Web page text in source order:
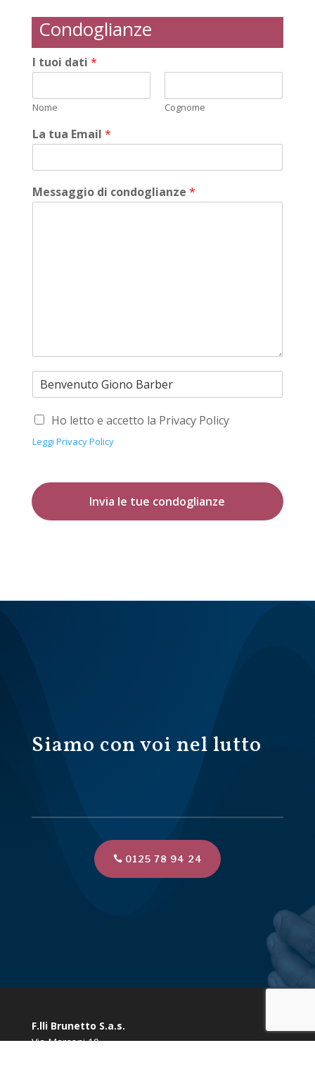
Condoglianze
I tuoi dati *
Nome Cognome
La tua Email *
Messaggio di condoglianze *
Ho letto e accetto la Privacy Policy
Leggi Privacy Policy
Invia le tue condoglianze
Siamo con voi nel lutto
0125 78 94 24
F.lli Brunetto S.a.s.
Via Marconi 10